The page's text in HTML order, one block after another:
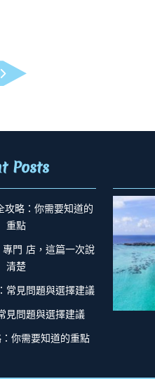
Next
Post
Posts
攻略：你需要知道的
重點
門 店，這篇一次說
清楚
常見問題與選擇建議
見問題與選擇建議
你需要知道的重點